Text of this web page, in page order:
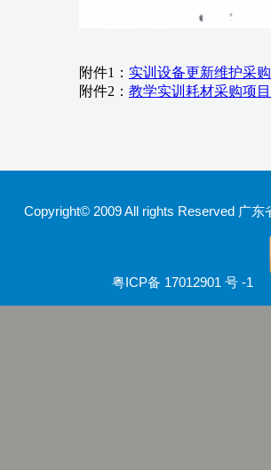
Copyright© 2009 All rights Reserved 广
粤ICP备 17012901 号 -1